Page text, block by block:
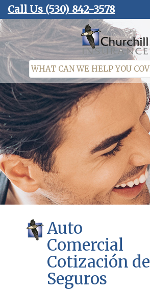
Call Us (530) 842-3578
Auto
Comercial
Cotización de
Seguros